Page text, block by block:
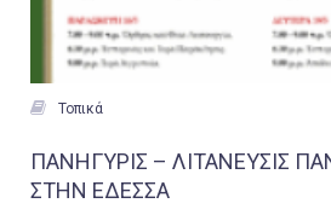
 Τοπικά
ΠΑΝΗΓΥΡΙΣ – ΛΙΤΑΝΕΥΣΙΣ
ΣΤΗΝ ΕΔΕΣΣΑ